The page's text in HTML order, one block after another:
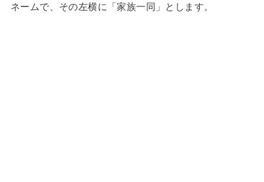
ネームで、その左横に「家族一同」とします。